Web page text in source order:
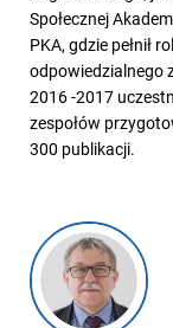
Społecznej
PKA, gdzie pełnił
odpowiedzialnego
2016 -2017
zespołów
300 publikacji.